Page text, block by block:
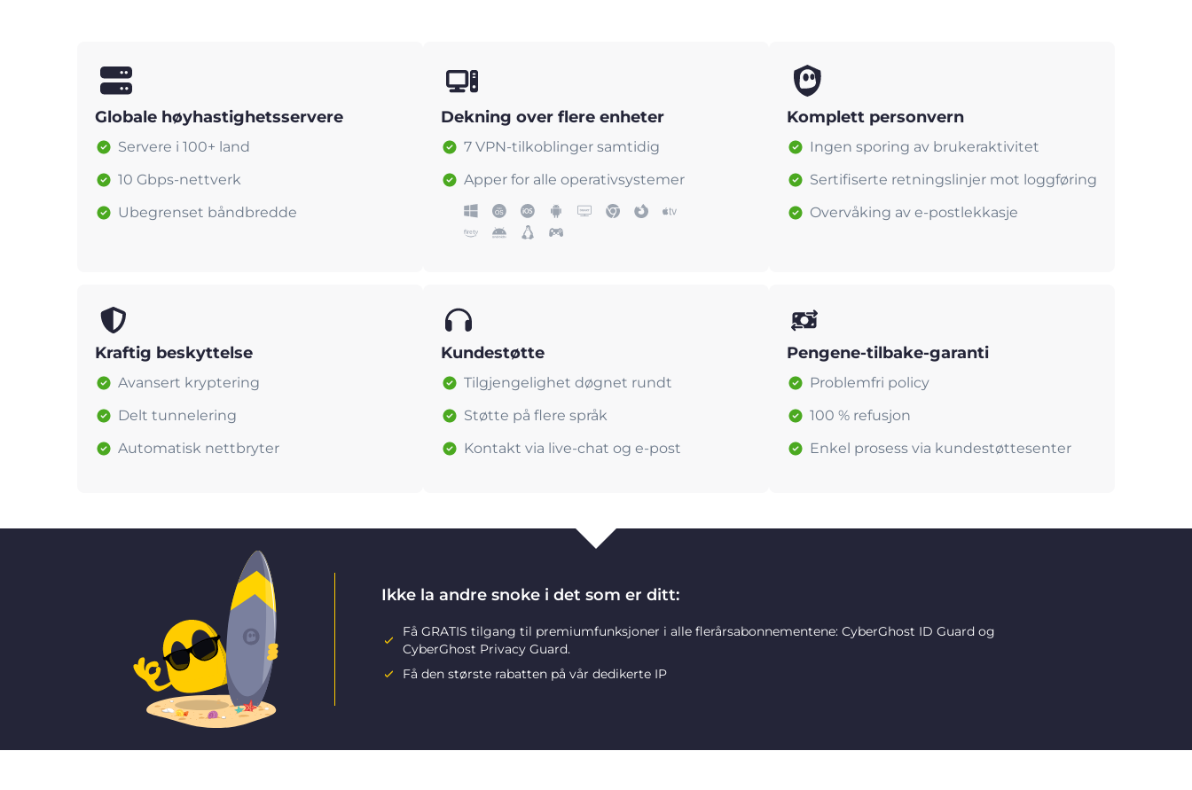
Globale høyhastighetsservere
Servere i 100+ land
10 Gbps-nettverk
Ubegrenset båndbredde
Dekning over flere enheter
7 VPN-tilkoblinger samtidig
Apper for alle operativsystemer
Komplett personvern
Ingen sporing av brukeraktivitet
Sertifiserte retningslinjer mot loggføring
Overvåking av e-postlekkasje
Kraftig beskyttelse
Avansert kryptering
Delt tunnelering
Automatisk nettbryter
Kundestøtte
Tilgjengelighet døgnet rundt
Støtte på flere språk
Kontakt via live-chat og e-post
Pengene-tilbake-garanti
Problemfri policy
100 % refusjon
Enkel prosess via kundestøttesenter
Ikke la andre snoke i det som er ditt:
Få GRATIS tilgang til premiumfunksjoner i alle flerårsabonnementene: CyberGhost ID Guard og
CyberGhost Privacy Guard.
Få den største rabatten på vår dedikerte IP